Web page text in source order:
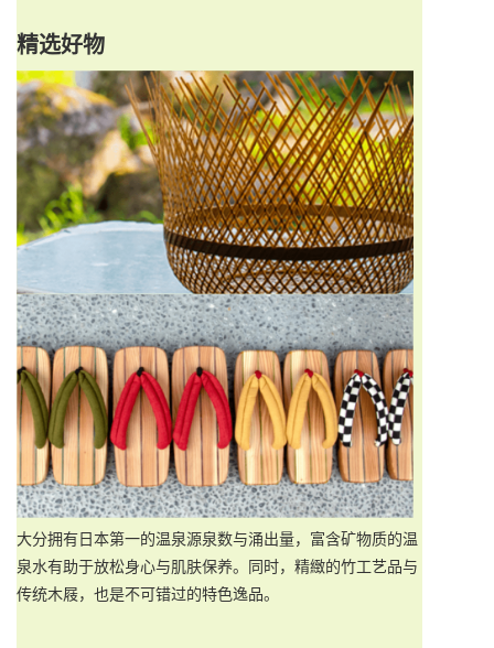
精选好物
大分拥有日本第一的温泉源泉数与涌出量，富含矿物质的温
泉水有助于放松身心与肌肤保养。同时，精緻的竹工艺品与
传统木屐，也是不可错过的特色逸品。